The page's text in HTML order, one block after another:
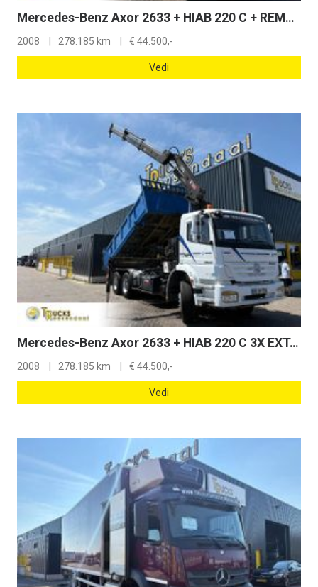
Mercedes-Benz Axor 2633 + HIAB 220 C + REMOTE + 6X4 + 3 SIDE TIPPER + LOW KM + EURO 4
2008 278.185 km € 44.500,-
Vedi
Mercedes-Benz Axor 2633 + HIAB 220 C 3X EXT. + REMOTE + 6X4 + 3 SIDE TIPPER + LOW KM + EURO 4
2008 278.185 km € 44.500,-
Vedi